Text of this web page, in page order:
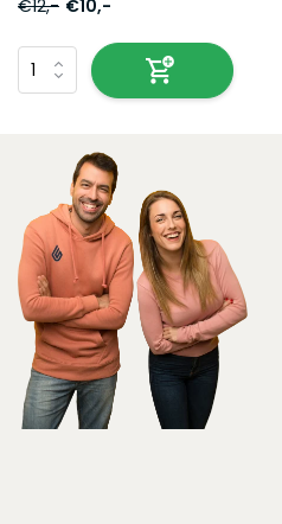
€12,- €10,-